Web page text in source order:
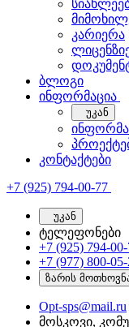
კარიერა
ბლოგი
ინფორმაცია
უკან
კონტაქტები
+7 (925) 794-00-77
უკან
ტელეფონები
+7 (925) 794-
+7 (977) 800-
ზარის
Opt-sps@mail.ru
მოსკოვი,